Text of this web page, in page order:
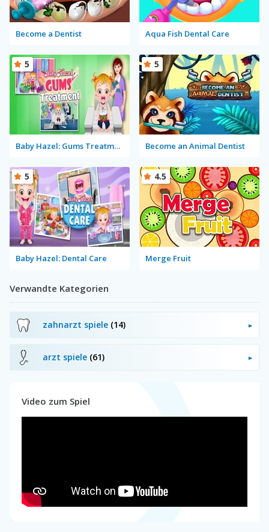
Become a Dentist Aqua Fish Dental Care
Baby Hazel: Gums Treatment
5
Become an Animal Dentist
5
Baby Hazel: Dental Care
5
Merge Fruit
4.5
Verwandte Kategorien
zahnarzt spiele (14)
arzt spiele (61)
Video zum Spiel